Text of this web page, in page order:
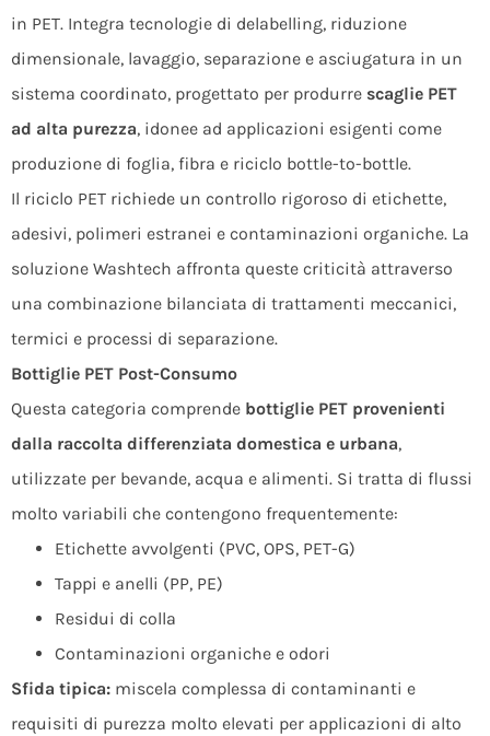
in PET. Integra tecnologie di delabelling, riduzione
dimensionale, lavaggio, separazione e asciugatura in un
sistema coordinato, progettato per produrre scaglie PET
ad alta purezza, idonee ad applicazioni esigenti come
produzione di foglia, fibra e riciclo bottle-to-bottle.
Il riciclo PET richiede un controllo rigoroso di etichette,
adesivi, polimeri estranei e contaminazioni organiche. La
soluzione Washtech affronta queste criticità attraverso
una combinazione bilanciata di trattamenti meccanici,
termici e processi di separazione.
Bottiglie PET Post-Consumo
Questa categoria comprende bottiglie PET provenienti
dalla raccolta differenziata domestica e urbana,
utilizzate per bevande, acqua e alimenti. Si tratta di flussi
molto variabili che contengono frequentemente:
Etichette avvolgenti (PVC, OPS, PET-G)
Tappi e anelli (PP, PE)
Residui di colla
Contaminazioni organiche e odori
Sfida tipica: miscela complessa di contaminanti e
requisiti di purezza molto elevati per applicazioni di alto